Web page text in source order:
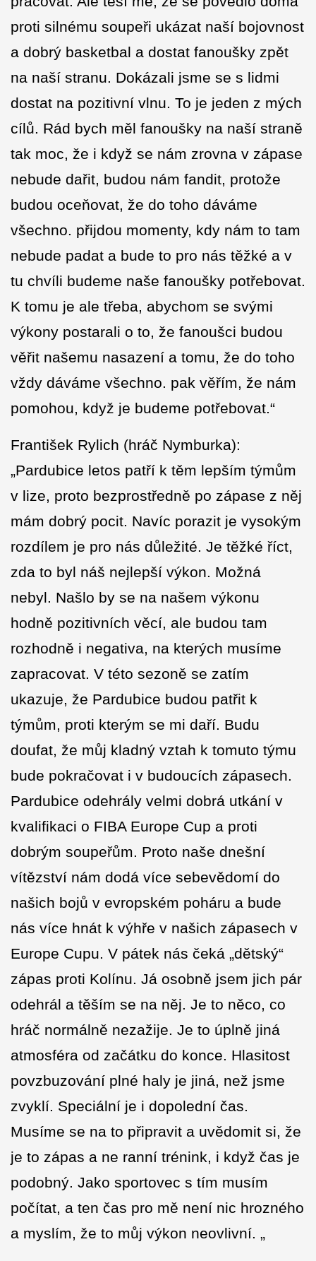
proti silnému soupeři ukázat naší bojovnost
a dobrý basketbal a dostat fanoušky zpět
na naší stranu. Dokázali jsme se s lidmi
dostat na pozitivní vlnu. To je jeden z mých
cílů. Rád bych měl fanoušky na naší straně
tak moc, že i když se nám zrovna v zápase
nebude dařit, budou nám fandit, protože
budou oceňovat, že do toho dáváme
všechno. přijdou momenty, kdy nám to tam
nebude padat a bude to pro nás těžké a v
tu chvíli budeme naše fanoušky potřebovat.
K tomu je ale třeba, abychom se svými
výkony postarali o to, že fanoušci budou
věřit našemu nasazení a tomu, že do toho
vždy dáváme všechno. pak věřím, že nám
pomohou, když je budeme potřebovat.“
František Rylich (hráč Nymburka):
„Pardubice letos patří k těm lepším týmům
v lize, proto bezprostředně po zápase z něj
mám dobrý pocit. Navíc porazit je vysokým
rozdílem je pro nás důležité. Je těžké říct,
zda to byl náš nejlepší výkon. Možná
nebyl. Našlo by se na našem výkonu
hodně pozitivních věcí, ale budou tam
rozhodně i negativa, na kterých musíme
zapracovat. V této sezoně se zatím
ukazuje, že Pardubice budou patřit k
týmům, proti kterým se mi daří. Budu
doufat, že můj kladný vztah k tomuto týmu
bude pokračovat i v budoucích zápasech.
Pardubice odehrály velmi dobrá utkání v
kvalifikaci o FIBA Europe Cup a proti
dobrým soupeřům. Proto naše dnešní
vítězství nám dodá více sebevědomí do
našich bojů v evropském poháru a bude
nás více hnát k výhře v našich zápasech v
Europe Cupu. V pátek nás čeká „dětský“
zápas proti Kolínu. Já osobně jsem jich pár
odehrál a těším se na něj. Je to něco, co
hráč normálně nezažije. Je to úplně jiná
atmosféra od začátku do konce. Hlasitost
povzbuzování plné haly je jiná, než jsme
zvyklí. Speciální je i dopolední čas.
Musíme se na to připravit a uvědomit si, že
je to zápas a ne ranní trénink, i když čas je
podobný. Jako sportovec s tím musím
počítat, a ten čas pro mě není nic hrozného
a myslím, že to můj výkon neovlivní. „